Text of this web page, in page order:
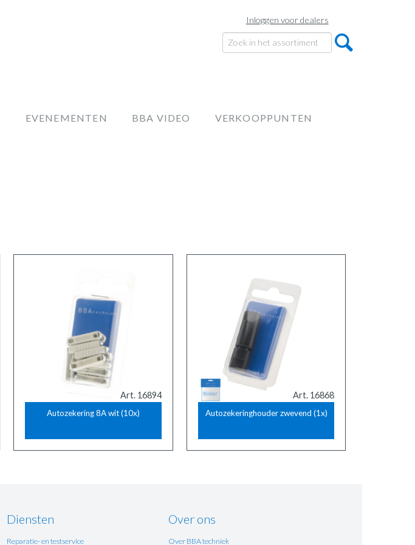
Inloggen voor dealers
EVENEMENTEN BBA VIDEO VERKOOPPUNTEN
Art. 16894
Autozekering 8A wit (10x)
Art. 16868
Autozekeringhouder zwevend (1x)
Diensten
Reparatie- en testservice
Over ons
Over BBA techniek